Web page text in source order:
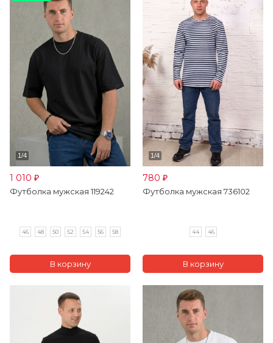
1 010 ₽
Футболка мужская 119242
46 48 50 52 54 56 58
780 ₽
Футболка мужская 736102
44 46